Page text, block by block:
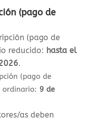
(pago de
(pago de
reducido: hasta el
.
(pago de
ordinario: 9 de
as deben